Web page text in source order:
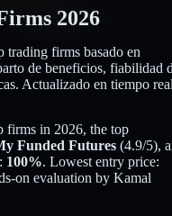
2026
trading firms basado en
de beneficios, fiabilidad
Actualizado en tiempo
firms in 2026, the top
Funded Futures (4.9/5),
100%. Lowest entry price:
on evaluation by Kamal